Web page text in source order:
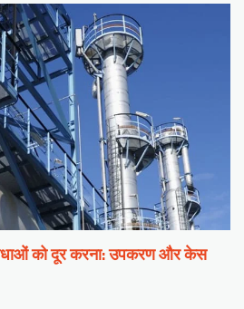
को दूर करना: उपकरण और केस